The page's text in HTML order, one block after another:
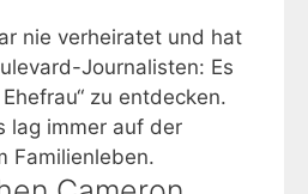
nie verheiratet und hat
Journalisten: Es
zu entdecken.
lag immer auf der
Familienleben.